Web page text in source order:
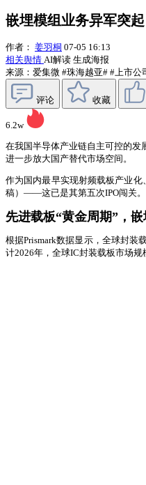
嵌埋模组业务异军突
作者： 姜羽桐 07-05 16:13
相关舆情 AI解读 生成海报
来源：爱集微 #珠海越亚# #上市公
评论 收藏
6.2w
在我国半导体产业链自主可控的发
进一步放大国产替代市场空间。
作为国内最早实现射频载板产业
稿）——这已是其第五次IPO闯关。
先进载板“黄金周期”，
根据Prismark数据显示，全球封装
计2026年，全球IC封装载板市场